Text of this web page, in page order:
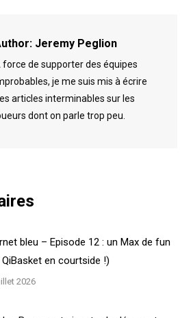
Jeremy Peglion
force de supporter des équipes
je me suis mis à écrire
articles interminables sur les
dont on parle trop peu.
bleu – Episode 12 : un Max de fun
en courtside !)
2026